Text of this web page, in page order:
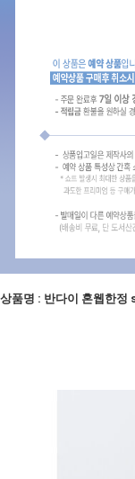
상품명 : 반다이 혼웹한정